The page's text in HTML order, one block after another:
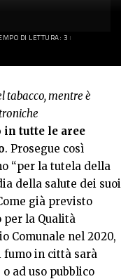
DI LETTURA: 3
tabacco, mentre è
in tutte le aree
. Prosegue così
“per la tutela della
della salute dei suoi
già previsto
per la Qualità
Comunale nel 2020,
fumo in città sarà
ad uso pubblico